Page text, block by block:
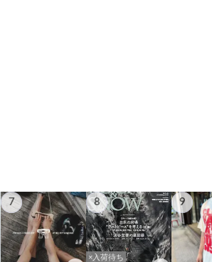
7 8
×入荷待ち
9